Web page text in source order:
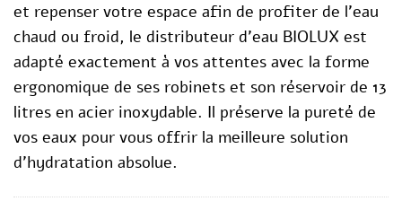
et repenser votre espace afin de profiter de l’eau
chaud ou froid, le distributeur d’eau BIOLUX est
adapté exactement à vos attentes avec la forme
ergonomique de ses robinets et son réservoir de 13
litres en acier inoxydable. Il préserve la pureté de
vos eaux pour vous offrir la meilleure solution
d’hydratation absolue.